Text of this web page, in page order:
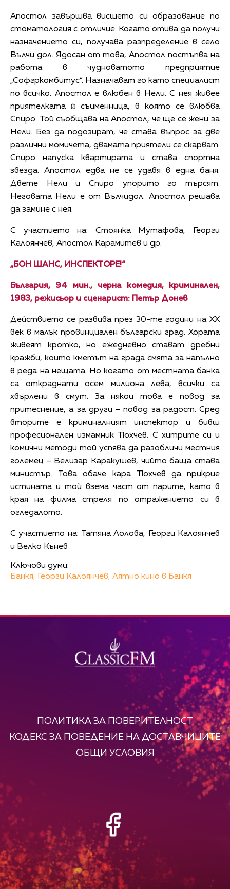
Апостол завършва висшето си образование по
стоматология с отличие. Когато отива да получи
назначението си, получава разпределение в село
Вълчи дол. Ядосан от това, Апостол постъпва на
работа в чудноватото предприятие
„Софгркомбитус“. Назначават го като специалист
по всичко. Апостол е влюбен в Нели. С нея живее
приятелката ѝ съименница, в която се влюбва
Спиро. Той съобщава на Апостол, че ще се жени за
Нели. Без да подозират, че става въпрос за две
различни момичета, двамата приятели се скарват.
Спиро напуска квартирата и става спортна
звезда. Апостол едва не се удавя в една баня.
Двете Нели и Спиро упорито го търсят.
Неговата Нели е от Вълчидол. Апостол решава
да замине с нея.
С участието на: Стоянка Мутафова, Георги
Калоянчев, Апостол Карамитев и др.
„БОН ШАНС, ИНСПЕКТОРЕ!“
България, 94 мин., черна комедия, криминален,
1983, режисьор и сценарист: Петър Донев
Действието се развива през 30-те години на ХХ
век в малък провинциален български град. Хората
живеят кротко, но ежедневно стават дребни
кражби, които кметът на града смята за напълно
в реда на нещата. Но когато от местната банка
са откраднати осем милиона лева, всички са
хвърлени в смут. За някои това е повод за
притеснение, а за други – повод за радост. Сред
вторите е криминалният инспектор и бивш
професионален измамник Тюхчев. С хитрите си и
комични методи той успява да разобличи местния
големец – Велизар Каракушев, чийто баща става
министър. Това обаче кара Тюхчев да прикрие
истината и той взема част от парите, като в
края на филма стреля по отражението си в
огледалото.
С участието на: Татяна Лолова, Георги Калоянчев
и Велко Кънев
Ключови думи:
Банкя, Георги Калоянчев, Лятно кино в Банкя
ПОЛИТИКА ЗА ПОВЕРИТЕЛНОСТ
КОДЕКС ЗА ПОВЕДЕНИЕ НА ДОСТАВЧИЦИТЕ
ОБЩИ УСЛОВИЯ